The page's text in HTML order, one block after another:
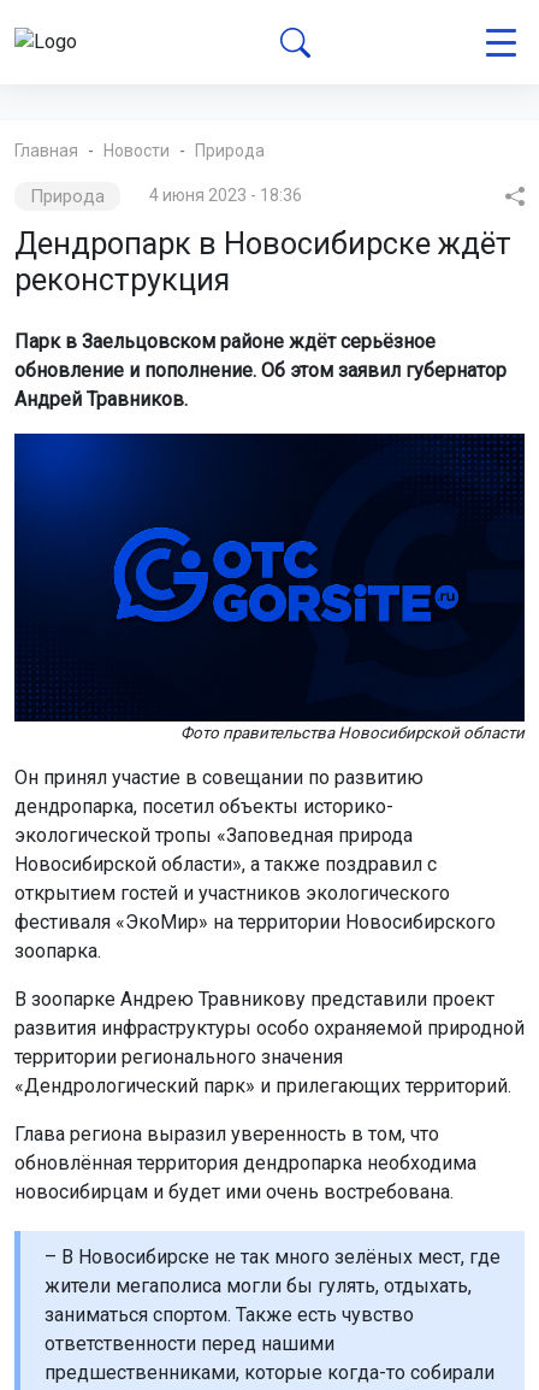
Главная Новости Природа
Природа 4 июня 2023 - 18:36
Дендропарк в Новосибирске ждёт
реконструкция
Парк в Заельцовском районе ждёт серьёзное
обновление и пополнение. Об этом заявил губернатор
Андрей Травников.
Фото правительства Новосибирской области
Он принял участие в совещании по развитию
дендропарка, посетил объекты историко-
экологической тропы «Заповедная природа
Новосибирской области», а также поздравил с
открытием гостей и участников экологического
фестиваля «ЭкоМир» на территории Новосибирского
зоопарка.
В зоопарке Андрею Травникову представили проект
развития инфраструктуры особо охраняемой природной
территории регионального значения
«Дендрологический парк» и прилегающих территорий.
Глава региона выразил уверенность в том, что
обновлённая территория дендропарка необходима
новосибирцам и будет ими очень востребована.
– В Новосибирске не так много зелёных мест, где
жители мегаполиса могли бы гулять, отдыхать,
заниматься спортом. Также есть чувство
ответственности перед нашими
предшественниками, которые когда-то собирали